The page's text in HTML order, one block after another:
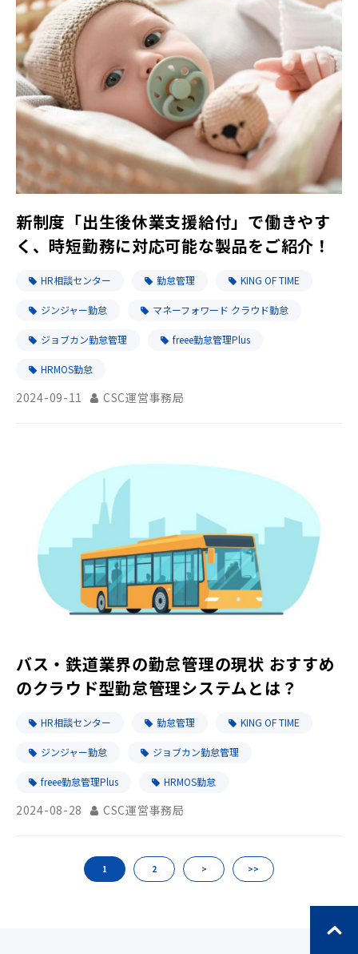
新制度「出生後休業支援給付」で働きやす
く、時短勤務に対応可能な製品をご紹介！
HR相談センター 勤怠管理 KING OF TIME
ジンジャー勤怠 マネーフォワード クラウド勤怠
ジョブカン勤怠管理 freee勤怠管理Plus
HRMOS勤怠
2024-09-11 CSC運営事務局
バス・鉄道業界の勤怠管理の現状 おすすめ
のクラウド型勤怠管理システムとは？
HR相談センター 勤怠管理 KING OF TIME
ジンジャー勤怠 ジョブカン勤怠管理
freee勤怠管理Plus HRMOS勤怠
2024-08-28 CSC運営事務局
1 2 > >>